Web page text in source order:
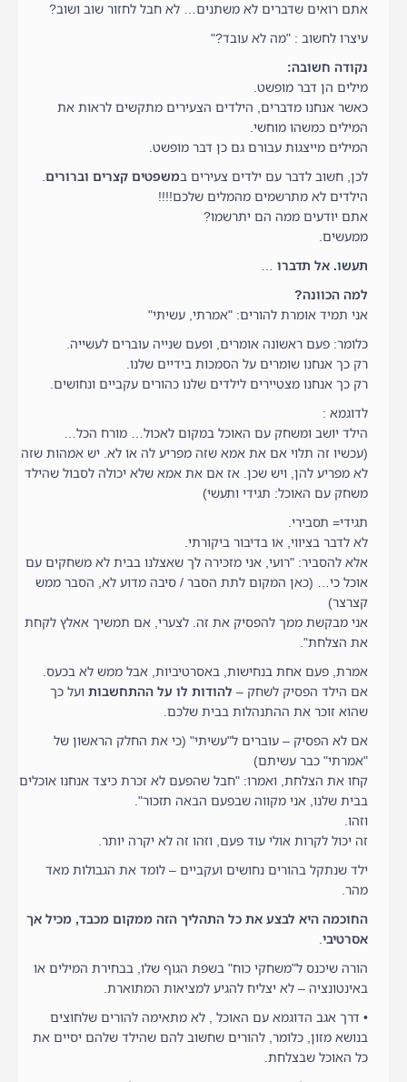
אתם רואים שדברים לא משתנים… לא חבל לחזור שוב ושוב?
עיצרו לחשוב : "מה לא עובד?"
נקודה חשובה:
מילים הן דבר מופשט.
כאשר אנחנו מדברים, הילדים הצעירים מתקשים לראות את
המילים כמשהו מוחשי.
המילים מייצגות עבורם גם כן דבר מופשט.
לכן, חשוב לדבר עם ילדים צעירים במשפטים קצרים וברורים.
הילדים לא מתרשמים מהמלים שלכם!!!!
אתם יודעים ממה הם יתרשמו?
ממעשים.
תעשו. אל תדברו…
למה הכוונה?
אני תמיד אומרת להורים: "אמרתי, עשיתי"
כלומר: פעם ראשונה אומרים, ופעם שנייה עוברים לעשייה.
רק כך אנחנו שומרים על הסמכות בידיים שלנו.
רק כך אנחנו מצטיירים לילדים שלנו כהורים עקביים ונחושים.
לדוגמא :
הילד יושב ומשחק עם האוכל במקום לאכול… מורח הכל…
(עכשיו זה תלוי אם את אמא שזה מפריע לה או לא. יש אמהות שזה
לא מפריע להן, ויש שכן. אז אם את אמא שלא יכולה לסבול שהילד
משחק עם האוכל: תגידי ותעשי)
תגידי= תסבירי.
לא לדבר בציווי, או בדיבור ביקורתי.
אלא להסביר: "רועי, אני מזכירה לך שאצלנו בבית לא משחקים עם
אוכל כי… (כאן המקום לתת הסבר / סיבה מדוע לא, הסבר ממש
קצרצר)
אני מבקשת ממך להפסיק את זה. לצערי, אם תמשיך אאלץ לקחת
את הצלחת".
אמרת, פעם אחת בנחישות, באסרטיביות, אבל ממש לא בכעס.
אם הילד הפסיק לשחק – להודות לו על ההתחשבותועל כך
שהוא זוכר את ההתנהלות בבית שלכם.
אם לא הפסיק – עוברים ל"עשיתי" (כי את החלק הראשון של
"אמרתי" כבר עשיתם)
קחו את הצלחת, ואמרו: "חבל שהפעם לא זכרת כיצד אנחנו אוכלים
בבית שלנו, אני מקווה שבפעם הבאה תזכור".
וזהו.
זה יכול לקרות אולי עוד פעם, וזהו זה לא יקרה יותר.
ילד שנתקל בהורים נחושים ועקביים – לומד את הגבולות מאד
מהר.
החוכמה היא לבצע את כל התהליך הזה ממקום מכבד, מכיל אך
אסרטיבי.
הורה שיכנס ל"משחקי כוח" בשפת הגוף שלו, בבחירת המילים או
באינטונציה – לא יצליח להגיע למציאות המתוארת.
• דרך אגב הדוגמא עם האוכל , לא מתאימה להורים שלחוצים
בנושא מזון, כלומר, להורים שחשוב להם שהילד שלהם יסיים את
כל האוכל שבצלחת.